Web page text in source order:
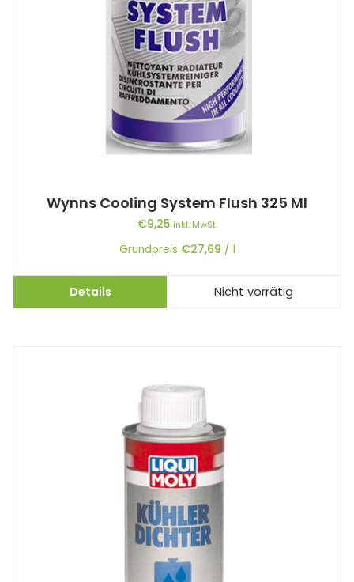
Wynns Cooling System Flush 325 Ml
€9,25 inkl. MwSt.
Grundpreis €27,69 / l
Details Nicht vorrätig